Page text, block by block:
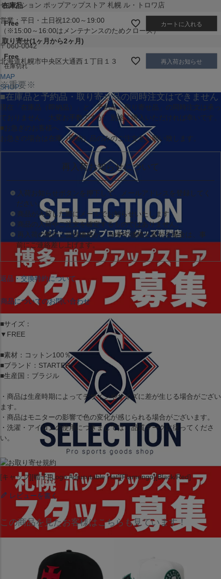
セレクション ポップアップストア 札幌 ル・トロワ店
営業：平日・土日祝12:00～19:00
（※15:00～16:00はメンテナンスのためクローズ）
〒060-0042
北海道札幌市中央区大通西１丁目１３
MAP
SHOP
在庫品
Free カートに入れる
取り寄せ(1ヶ月から2ヶ月)
Free
在庫切れ
再入荷お知らせ
※重要※
■在庫品と予約品・取り寄せ品の同時注文はできません
現在 「在庫品（即納品）」 と 「予約品・取り寄せ品」 の同時注文は承っ
ておりません。大変お手数ですが、別途ご購入いただければ幸いです。
■お急ぎのお客様へ
お急ぎの場合は 在庫（即納）品のみのご注文をお願い致します。
再入荷お知らせについて
入荷お知らせボタンを押下して、メールアドレスを登録してく
ださい。
商品が入荷した際にメールでお知らせいたします。
商品の入荷やご注文を確定するものではありません。
再入荷の際のご提供価格が、当HPの価格と変わる場合は、事
前にご連絡差し上げます。
返品・交換特約について
商品についてのお問い合わせ
■サイズ：
▼FREE
■素材：コットン100％
■ブランド：STARTER
■生産国：ブラジル
・商品は生産時期によってデザインやサイズに差が生じる場合がござい
ます。
・商品はモニターの影響で色の変化が感じられる場合がございます。
・洗濯・アイロンの使用につきましては、品質マークに従ってくださ
い。
[キャップ][帽子][Logo Adjusutable Hat][Flamengo][Black/Red]
レビューを書く
この商品を見たお客様はこちらも見ています！